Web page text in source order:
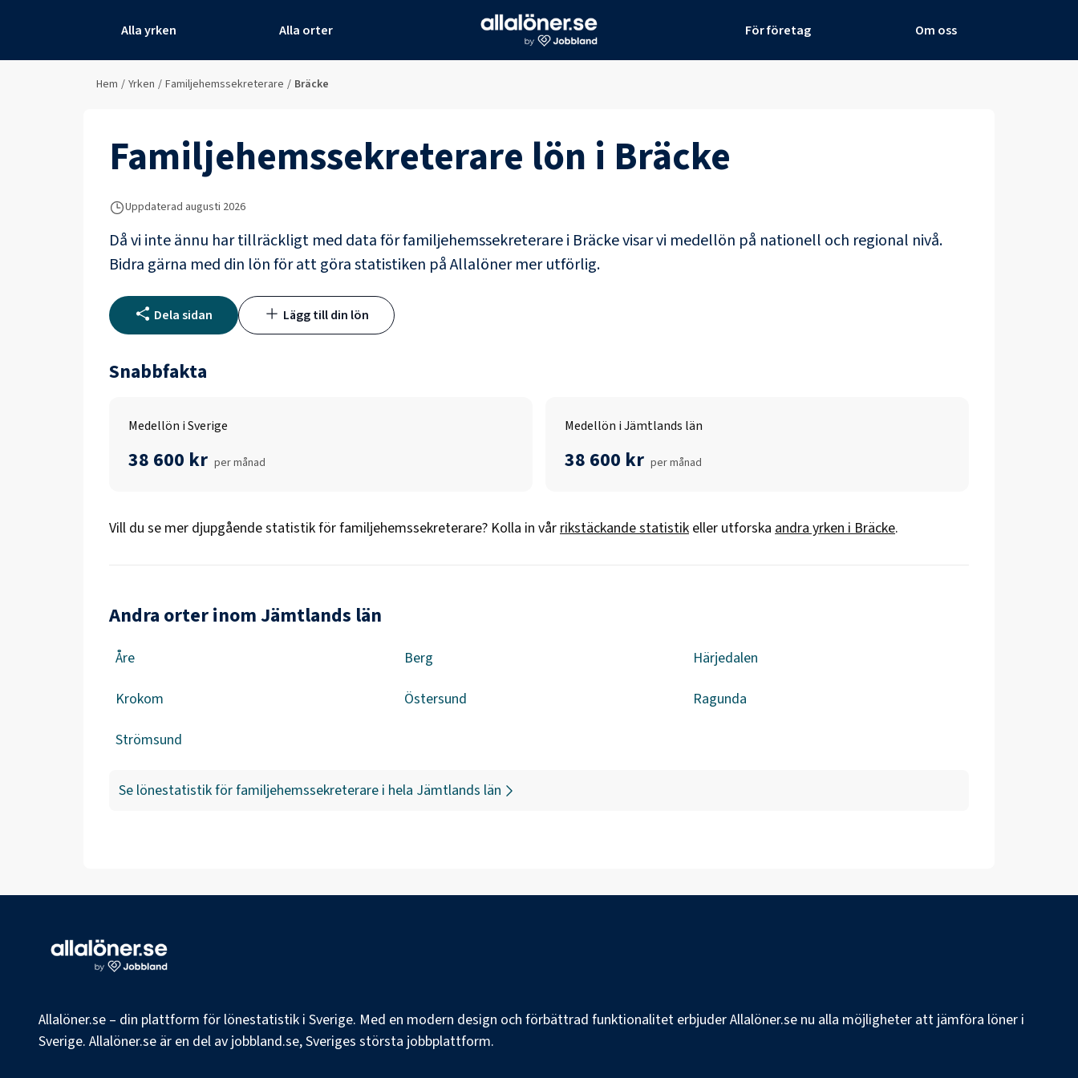
Alla yrken Alla orter För företag Om oss
Hem / Yrken / Familjehemssekreterare / Bräcke
Familjehemssekreterare lön i Bräcke
Uppdaterad augusti 2026
Då vi inte ännu har tillräckligt med data förfamiljehemssekreterarei Bräckevisar vi medellön på nationell och regional nivå.
Bidra gärna med din lön för att göra statistiken på Allalöner mer utförlig.
Dela sidan Lägg till din lön
Snabbfakta
Medellön i Sverige
38 600 kr per månad
Medellön i Jämtlands län
38 600 kr per månad
Vill du se mer djupgående statistik förfamiljehemssekreterare? Kolla in vårrikstäckande statistik eller utforska andra yrken iBräcke.
Andra orter inom Jämtlands län
Åre Berg Härjedalen
Krokom Östersund Ragunda
Strömsund
Se lönestatistik förfamiljehemssekreterare i hela Jämtlands län
Allalöner.se – din plattform för lönestatistik i Sverige. Med en modern design och förbättrad funktionalitet erbjuder Allalöner.se nu alla möjligheter att jämföra löner i
Sverige. Allalöner.se är en del av jobbland.se, Sveriges största jobbplattform.